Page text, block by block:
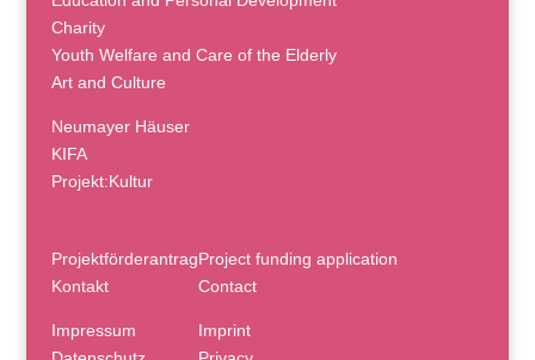
Charity
Youth Welfare and Care of the Elderly
Art and Culture
Neumayer Häuser
KIFA
Projekt:Kultur
Projektförderantrag
Kontakt
Impressum
Project funding application
Contact
Imprint